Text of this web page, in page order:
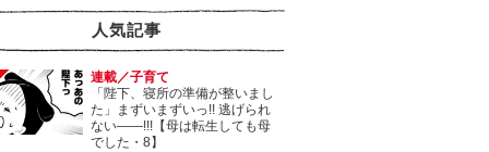
人気記事
連載／子育て
「陛下、寝所の準備が整いまし
た」まずいまずいっ!! 逃げられ
ない――!!!【母は転生しても母
でした・8】